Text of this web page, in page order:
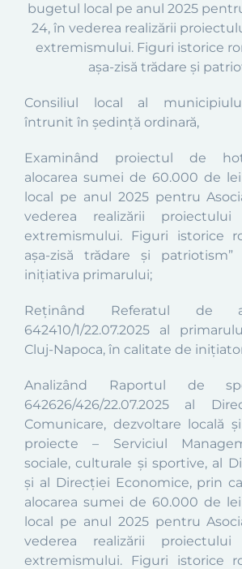
bugetul local pe anul 2025
24, în vederea realizării
extremismului. Figuri istorice
așa-zisă trădare și
Consiliul local al
întrunit în ședință ordinară,
Examinând proiectul de
alocarea sumei de 60.000 de
local pe anul 2025 pentru
vederea realizării proiectului
extremismului. Figuri istorice
așa-zisă trădare și patriotism”
inițiativa primarului;
Reținând Referatul de
642410/1/22.07.2025 al
Cluj-Napoca, în calitate de
Analizând Raportul de
642626/426/22.07.2025
al
Comunicare, dezvoltare locală
proiecte – Serviciul
sociale, culturale și sportive, al
și al Direcției Economice, prin
alocarea sumei de 60.000 de
local pe anul 2025 pentru
vederea realizării proiectului
extremismului. Figuri istorice